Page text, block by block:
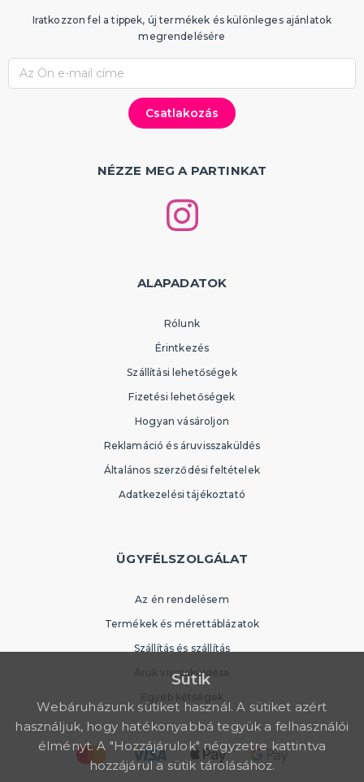
Iratkozzon fel a tippek, új termékek és különleges ajánlatok
megrendelésére
NÉZZE MEG A PARTINKAT
ALAPADATOK
Rólunk
Érintkezés
Szállítási lehetőségek
Fizetési lehetőségek
Hogyan vásároljon
Reklamáció és áruvisszaküldés
Általános szerződési feltételek
Adatkezelési tájékoztató
ÜGYFÉLSZOLGÁLAT
Az én rendelésem
Termékek és mérettáblázatok
Szállítás és szállítás
Áruk visszaküldése
Egyéb kétségek
Sütik
Webáruházunk sütiket használ. A sütiket azért
használjuk, hogy hatékonyabbá tegyük a felhasználói
élményt. A "Hozzájárulok" négyzetre kattintva
hozzájárul a sütik tárolásához.